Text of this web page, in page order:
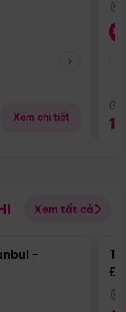
Xem chi tiết
Xem tất cả
Điểm nổi bật
-